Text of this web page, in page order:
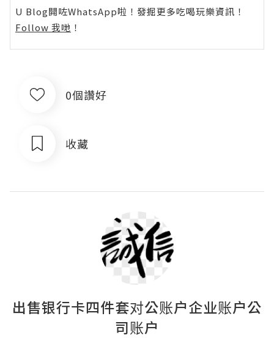
U Blog開咗WhatsApp啦！發掘更多吃喝玩樂資訊！
Follow 我哋 ！
0個讚好
收藏
出售银行卡四件套对公账户企业账户公
司账户